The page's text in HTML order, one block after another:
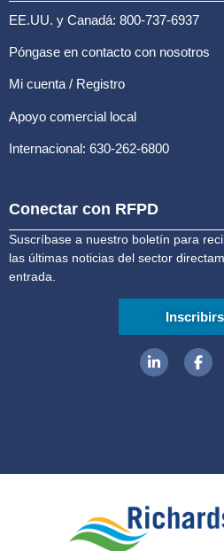
EE.UU. y Canadá: 800-737-6937
Póngase en contacto con nosotros
Mi cuenta / Registro
Apoyo comercial local
Internacional: 630-262-6800
Conectar con RFPD
Suscríbase a nuestro boletín para
las últimas noticias del sector
entrada.